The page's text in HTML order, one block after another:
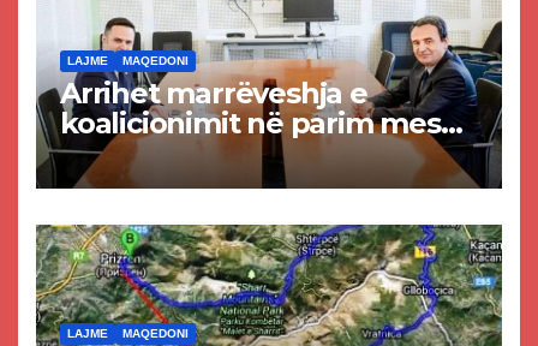
LAJME MAQEDONI
Arrihet marrëveshja e
koalicionimit në parim mes
Kurtit dhe Abdixhikut
LAJME MAQEDONI